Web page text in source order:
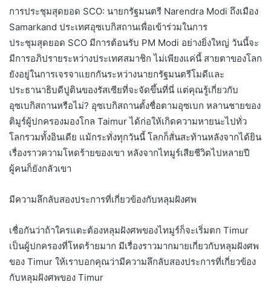
การประชุมสุดยอด SCO: นายกรัฐมนตรี Narendra Modi ถึงเมือง
Samarkand ประเทศอุซเบกิสถานเพื่อเข้าร่วมในการ
ประชุมสุดยอด SCO มีการต้อนรับ PM Modi อย่างยิ่งใหญ่ วันนี้จะ
มีการอภิปรายระหว่างประเทศสมาชิก ไม่เพียงแค่นี้ สายตาของโลก
ยังอยู่ในการเจรจาแยกกันระหว่างนายกรัฐมนตรีโมดีและ
ประธานาธิบดีปูตินของรัสเซียที่จะจัดขึ้นที่นี่ แต่คุณรู้เกี่ยวกับ
อุซเบกิสถานหรือไม่? อุซเบกิสถานตั้งชื่อตามอุซเบก หลานชายของ
ติมูร์ผู้ปกครองมองโกล Taimur ได้ก่อให้เกิดความหายนะไปทั่ว
โลกรวมทั้งอินเดีย แม้กระทั่งทุกวันนี้ โลกก็สั่นสะท้านหลังจากได้ยิน
เรื่องราวความโหดร้ายของเขา หลังจากไทมูร์เสียชีวิตไปหลายปี
ผู้คนก็ยังกลัวเขา
มีความลึกลับสองประการที่เกี่ยวข้องกับหลุมฝังศพ
เชื่อกันว่าถ้าใครแตะต้องหลุมฝังศพของไทมูร์ก็จะเริ่มตก Timur
เป็นผู้ปกครองที่โหดร้ายมาก มีเรื่องราวมากมายเกี่ยวกับหลุมฝังศพ
ของ Timur ให้เราบอกคุณว่ามีความลึกลับสองประการที่เกี่ยวข้อง
กับหลุมฝังศพของ Timur